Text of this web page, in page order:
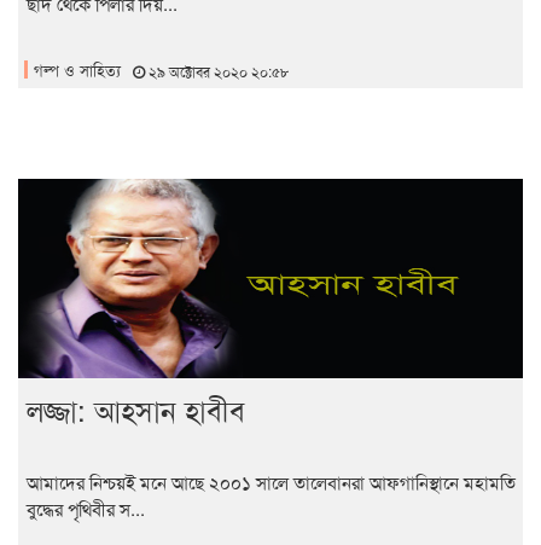
গল্প ও সাহিত্য ২৯ অক্টোবর ২০২০ ২০:৫৮
লজ্জা: আহসান হাবীব
আমাদের নিশ্চয়ই মনে আছে ২০০১ সালে তালেবানরা আফগানিস্থানে মহামতি
বুদ্ধের পৃথিবীর স...